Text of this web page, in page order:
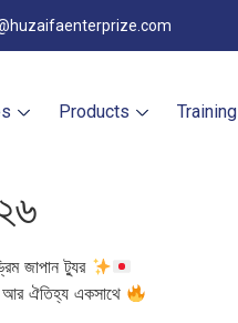
Products Training
জাপান ট্যুর
আর ঐতিহ্য একসাথে